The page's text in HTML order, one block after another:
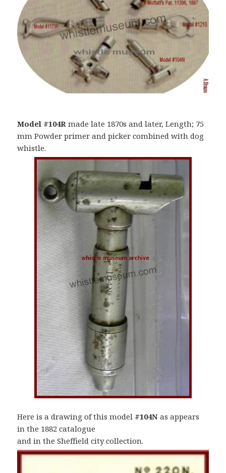
Model #104R made late 1870s and later, Length; 75
mm Powder primer and picker combined with dog
whistle.
Here is a drawing of this model #104N as appears
in the 1882 catalogue
and in the Sheffield city collection.